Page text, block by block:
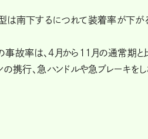
南下するにつれて装着率が下が
故率は、4月から11月の通常期
の携行、急ハンドルや急ブレーキを